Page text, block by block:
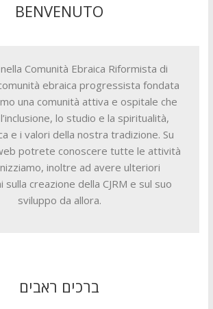
BENVENUTO
Comunità Ebraica Riformista di
ebraica progressista fondata
una comunità attiva e ospitale che
lo studio e la spiritualità,
e i valori della nostra tradizione. Su
potrete conoscere tutte le attività
inoltre ad avere ulteriori
sulla creazione della CJRM e sul suo
sviluppo da allora.
ברכים ראבים